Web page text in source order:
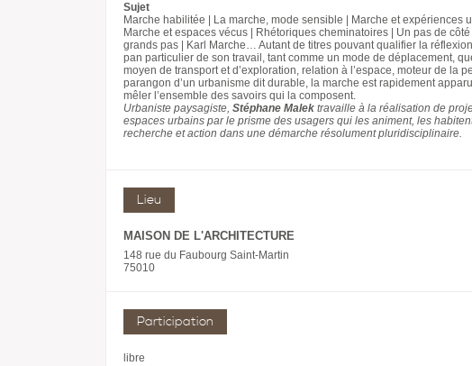
Sujet
Marche habilitée | La marche, mode sensible | Marche et expériences
Marche et espaces vécus | Rhétoriques cheminatoires | Un pas de
grands pas | Karl Marche… Autant de titres pouvant qualifier la
pan particulier de son travail, tant comme un mode de déplacement,
moyen de transport et d’exploration, relation à l’espace, moteur de la
parangon d’un urbanisme dit durable, la marche est rapidement
mêler l’ensemble des savoirs qui la composent.
Urbaniste paysagiste, Stéphane Malek travaille à la réalisation de
espaces urbains par le prisme des usagers qui les animent, les
recherche et action dans une démarche résolument pluridisciplinaire.
Lieu
MAISON DE L'ARCHITECTURE
148 rue du Faubourg Saint-Martin
75010
Participation
libre